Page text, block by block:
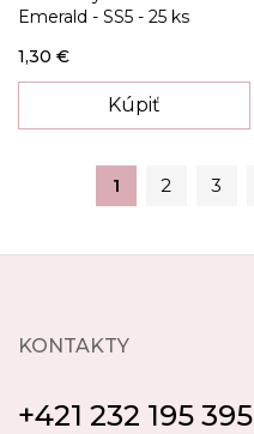
Emerald - SS5 - 25 ks
1,30 €
Kúpiť
1 2 3
KONTAKTY
+421 232 195 395